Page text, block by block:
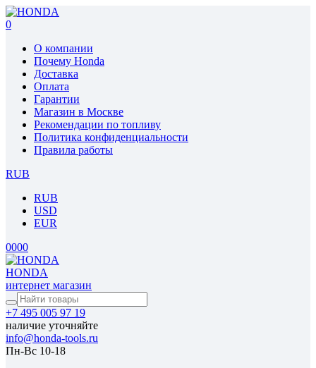
0
О компании
Почему Honda
Доставка
Оплата
Гарантии
Магазин в Москве
Рекомендации по топливу
Политика конфиденциальности
Правила работы
RUB
RUB
USD
EUR
0000
HONDA
интернет магазин
+7 495 005 97 19
наличие уточняйте
info@honda-tools.ru
Пн-Вс 10-18